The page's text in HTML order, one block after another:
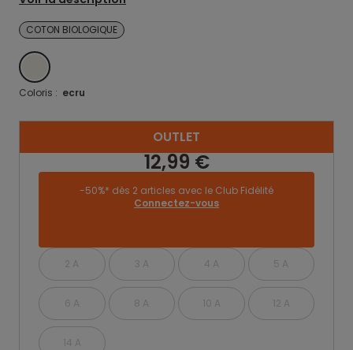
COTON BIOLOGIQUE
ECRU
Coloris : ecru
OUTLET
12,99 €
-50%* dès 2 articles avec le Club Fidélité
Connectez-vous
2 A 3 A 4 A 5 A
6 A 8 A 10 A 12 A
14 A